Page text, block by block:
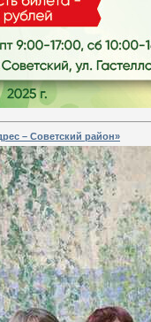
– Советский район»